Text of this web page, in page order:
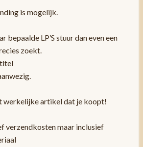
is mogelijk.
bepaalde LP’S stuur dan even een
zoekt.
werkelijke artikel dat je koopt!
verzendkosten maar inclusief